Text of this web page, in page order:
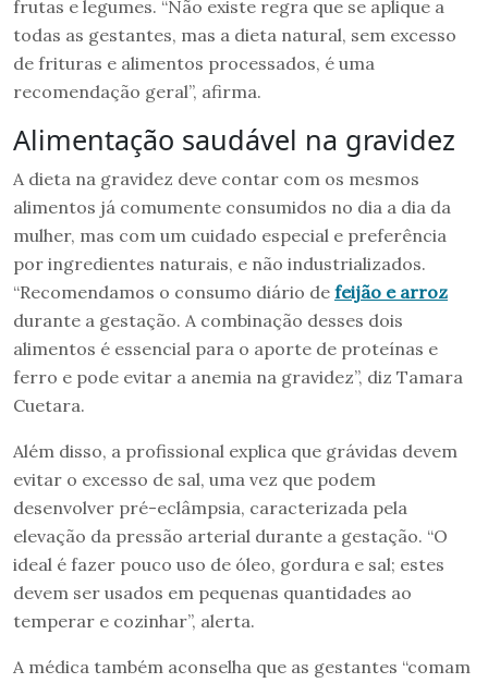
frutas e legumes. “Não existe regra que se aplique a
todas as gestantes, mas a dieta natural, sem excesso
de frituras e alimentos processados, é uma
recomendação geral”, afirma.
Alimentação saudável na gravidez
A dieta na gravidez deve contar com os mesmos
alimentos já comumente consumidos no dia a dia da
mulher, mas com um cuidado especial e preferência
por ingredientes naturais, e não industrializados.
“Recomendamos o consumo diário de feijão e arroz
durante a gestação. A combinação desses dois
alimentos é essencial para o aporte de proteínas e
ferro e pode evitar a anemia na gravidez”, diz Tamara
Cuetara.
Além disso, a profissional explica que grávidas devem
evitar o excesso de sal, uma vez que podem
desenvolver pré-eclâmpsia, caracterizada pela
elevação da pressão arterial durante a gestação. “O
ideal é fazer pouco uso de óleo, gordura e sal; estes
devem ser usados em pequenas quantidades ao
temperar e cozinhar”, alerta.
A médica também aconselha que as gestantes “comam